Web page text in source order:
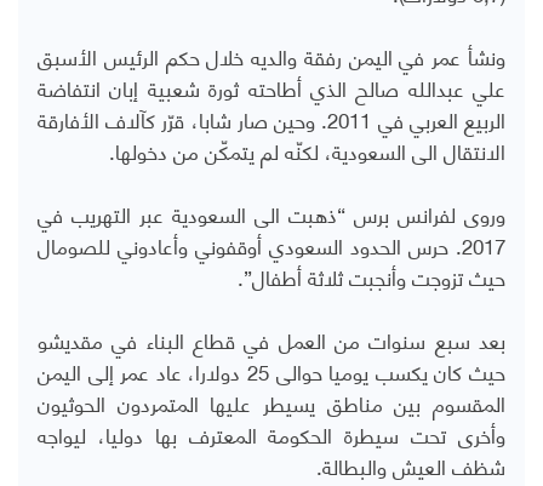
ونشأ عمر في اليمن رفقة والديه خلال حكم الرئيس الأسبق
علي عبدالله صالح الذي أطاحته ثورة شعبية إبان انتفاضة
الربيع العربي في 2011. وحين صار شابا، قرّر كآلاف الأفارقة
الانتقال الى السعودية، لكنّه لم يتمكّن من دخولها.
وروى لفرانس برس “ذهبت الى السعودية عبر التهريب في
2017. حرس الحدود السعودي أوقفوني وأعادوني للصومال
حيث تزوجت وأنجبت ثلاثة أطفال”.
بعد سبع سنوات من العمل في قطاع البناء في مقديشو
حيث كان يكسب يوميا حوالى 25 دولارا، عاد عمر إلى اليمن
المقسوم بين مناطق يسيطر عليها المتمردون الحوثيون
وأخرى تحت سيطرة الحكومة المعترف بها دوليا، ليواجه
شظف العيش والبطالة.